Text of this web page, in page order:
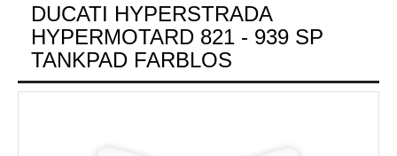
DUCATI HYPERSTRADA
HYPERMOTARD 821 - 939 SP
TANKPAD FARBLOS